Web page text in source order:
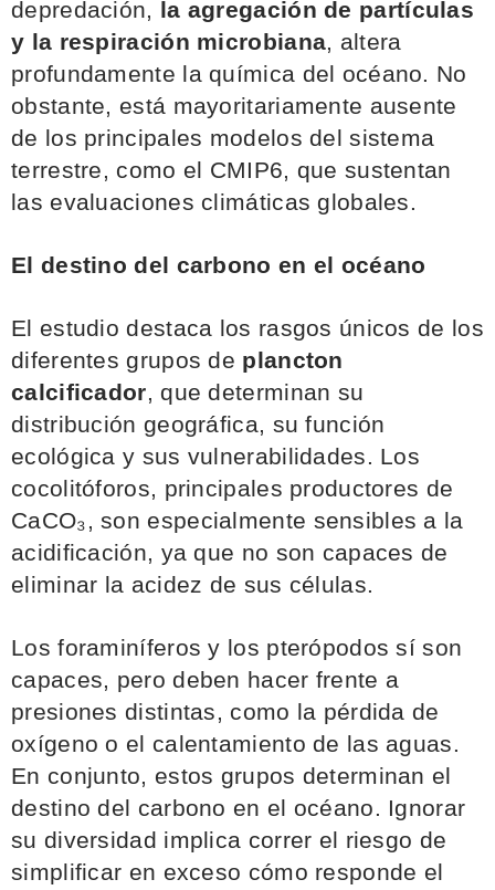
depredación, la agregación de partículas
y la respiración microbiana, altera
profundamente la química del océano. No
obstante, está mayoritariamente ausente
de los principales modelos del sistema
terrestre, como el CMIP6, que sustentan
las evaluaciones climáticas globales.
El destino del carbono en el océano
El estudio destaca los rasgos únicos de los
diferentes grupos de plancton
calcificador, que determinan su
distribución geográfica, su función
ecológica y sus vulnerabilidades. Los
cocolitóforos, principales productores de
CaCO₃, son especialmente sensibles a la
acidificación, ya que no son capaces de
eliminar la acidez de sus células.
Los foraminíferos y los pterópodos sí son
capaces, pero deben hacer frente a
presiones distintas, como la pérdida de
oxígeno o el calentamiento de las aguas.
En conjunto, estos grupos determinan el
destino del carbono en el océano. Ignorar
su diversidad implica correr el riesgo de
simplificar en exceso cómo responde el